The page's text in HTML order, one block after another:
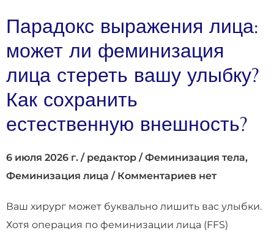
Парадокс выражения лица:
может ли феминизация
лица стереть вашу улыбку?
Как сохранить
естественную внешность?
6 июля 2026 г. / редактор / Феминизация тела,
Феминизация лица / Комментариев нет
Ваш хирург может буквально лишить вас улыбки.
Хотя операция по феминизации лица (FFS)